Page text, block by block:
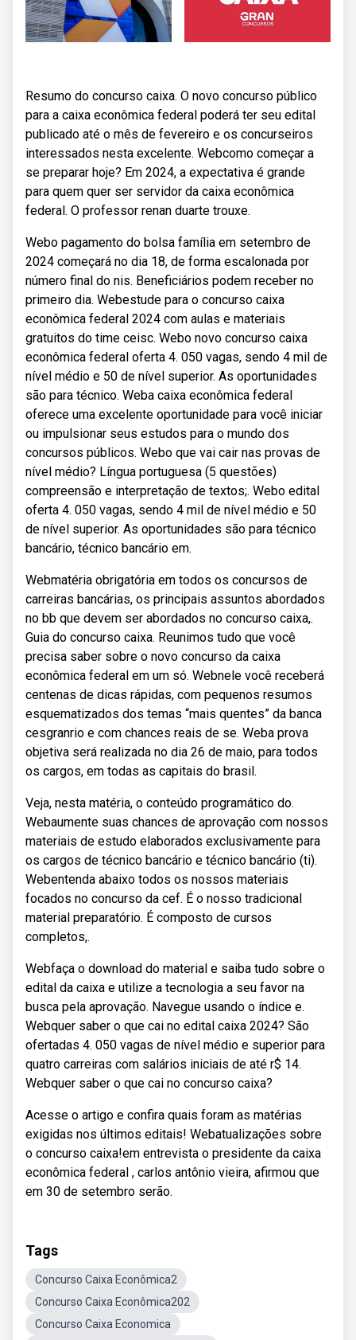
Resumo do concurso caixa. O novo concurso público
para a caixa econômica federal poderá ter seu edital
publicado até o mês de fevereiro e os concurseiros
interessados nesta excelente. Webcomo começar a
se preparar hoje? Em 2024, a expectativa é grande
para quem quer ser servidor da caixa econômica
federal. O professor renan duarte trouxe.
Webo pagamento do bolsa família em setembro de
2024 começará no dia 18, de forma escalonada por
número final do nis. Beneficiários podem receber no
primeiro dia. Webestude para o concurso caixa
econômica federal 2024 com aulas e materiais
gratuitos do time ceisc. Webo novo concurso caixa
econômica federal oferta 4. 050 vagas, sendo 4 mil de
nível médio e 50 de nível superior. As oportunidades
são para técnico. Weba caixa econômica federal
oferece uma excelente oportunidade para você iniciar
ou impulsionar seus estudos para o mundo dos
concursos públicos. Webo que vai cair nas provas de
nível médio? Língua portuguesa (5 questões)
compreensão e interpretação de textos;. Webo edital
oferta 4. 050 vagas, sendo 4 mil de nível médio e 50
de nível superior. As oportunidades são para técnico
bancário, técnico bancário em.
Webmatéria obrigatória em todos os concursos de
carreiras bancárias, os principais assuntos abordados
no bb que devem ser abordados no concurso caixa,.
Guia do concurso caixa. Reunimos tudo que você
precisa saber sobre o novo concurso da caixa
econômica federal em um só. Webnele você receberá
centenas de dicas rápidas, com pequenos resumos
esquematizados dos temas “mais quentes” da banca
cesgranrio e com chances reais de se. Weba prova
objetiva será realizada no dia 26 de maio, para todos
os cargos, em todas as capitais do brasil.
Veja, nesta matéria, o conteúdo programático do.
Webaumente suas chances de aprovação com nossos
materiais de estudo elaborados exclusivamente para
os cargos de técnico bancário e técnico bancário (ti).
Webentenda abaixo todos os nossos materiais
focados no concurso da cef. É o nosso tradicional
material preparatório. É composto de cursos
completos,.
Webfaça o download do material e saiba tudo sobre o
edital da caixa e utilize a tecnologia a seu favor na
busca pela aprovação. Navegue usando o índice e.
Webquer saber o que cai no edital caixa 2024? São
ofertadas 4. 050 vagas de nível médio e superior para
quatro carreiras com salários iniciais de até r$ 14.
Webquer saber o que cai no concurso caixa?
Acesse o artigo e confira quais foram as matérias
exigidas nos últimos editais! Webatualizações sobre
o concurso caixa!em entrevista o presidente da caixa
econômica federal , carlos antônio vieira, afirmou que
em 30 de setembro serão.
Tags
Concurso Caixa Econômica2
Concurso Caixa Econômica202
Concurso Caixa Economica